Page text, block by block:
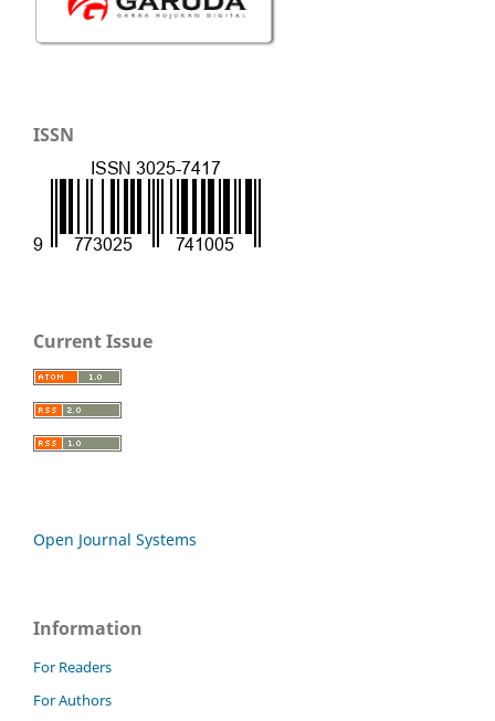
ISSN
Current Issue
Open Journal Systems
Information
For Readers
For Authors